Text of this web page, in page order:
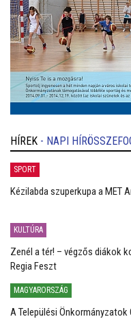
HÍREK - NAPI
SPORT
Kézilabda szuperkupa a MET
KULTÚRA
Zenél a tér! – végzős diákok
Regia Feszt
MAGYARORSZÁG
A Települési